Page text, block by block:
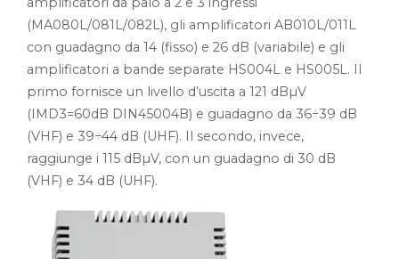
(MA080L/081L/082L), gli amplificatori AB010L/011L
con guadagno da 14 (fisso) e 26 dB (variabile) e gli
amplificatori a bande separate HS004L e HS005L. Il
primo fornisce un livello d’uscita a 121 dBµV
(IMD3=60dB DIN45004B) e guadagno da 36÷39 dB
(VHF) e 39÷44 dB (UHF). Il secondo, invece,
raggiunge i 115 dBµV, con un guadagno di 30 dB
(VHF) e 34 dB (UHF).